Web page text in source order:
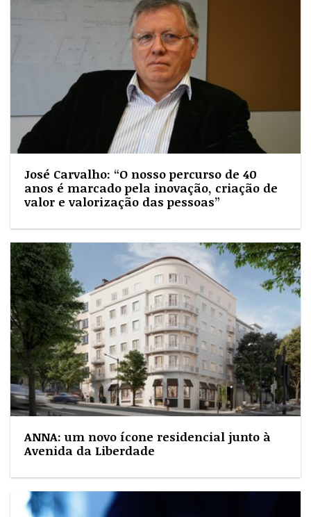
José Carvalho: “O nosso percurso de 40
anos é marcado pela inovação, criação de
valor e valorização das pessoas”
ANNA: um novo ícone residencial junto à
Avenida da Liberdade